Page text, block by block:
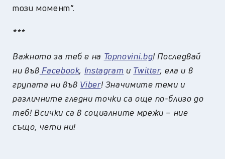
този момент“.
***
Важното за теб е на Topnovini.bg! Последвай
ни във Facebook, Instagram и Twitter, ела и в
групата ни във Viber! Значимите теми и
различните гледни точки са още по-близо до
теб! Всички са в социалните мрежи – ние
също, чети ни!